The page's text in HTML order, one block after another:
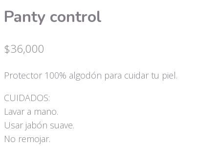
Panty control
$36,000
Protector 100% algodón para cuidar tu piel.
CUIDADOS:
Lavar a mano.
Usar jabón suave.
No remojar.